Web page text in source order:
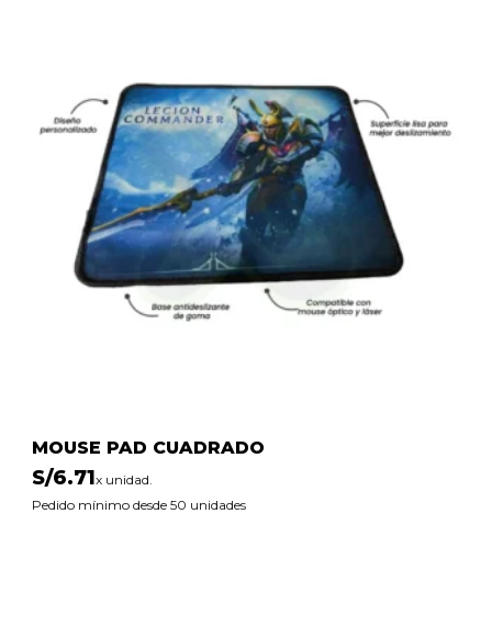
MOUSE PAD CUADRADO
S/6.71x unidad.
Pedido mínimo desde 50 unidades